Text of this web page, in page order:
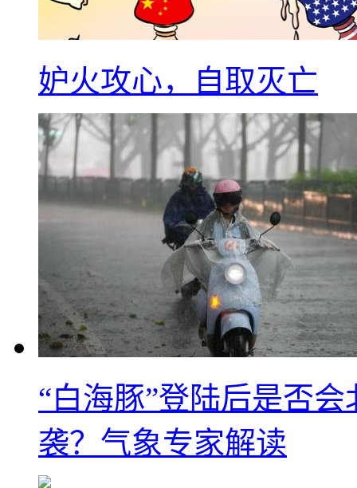
妒火攻心，自取灭亡
“白海豚”登陆后是否
袭？气象专家解读